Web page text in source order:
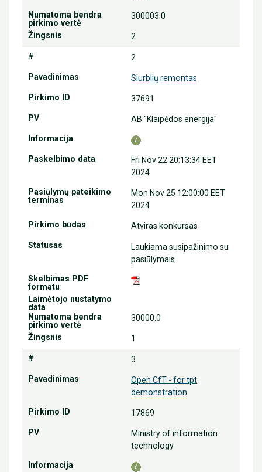
300003.0
2
2
Siurblių remontas
37691
AB "Klaipėdos energija"
Fri Nov 22 20:13:34 EET
2024
Mon Nov 25 12:00:00 EET
2024
Atviras konkursas
Laukiama susipažinimo su
pasiūlymais
30000.0
1
3
Open CfT - for tpt
demonstration
17869
Ministry of information
technology